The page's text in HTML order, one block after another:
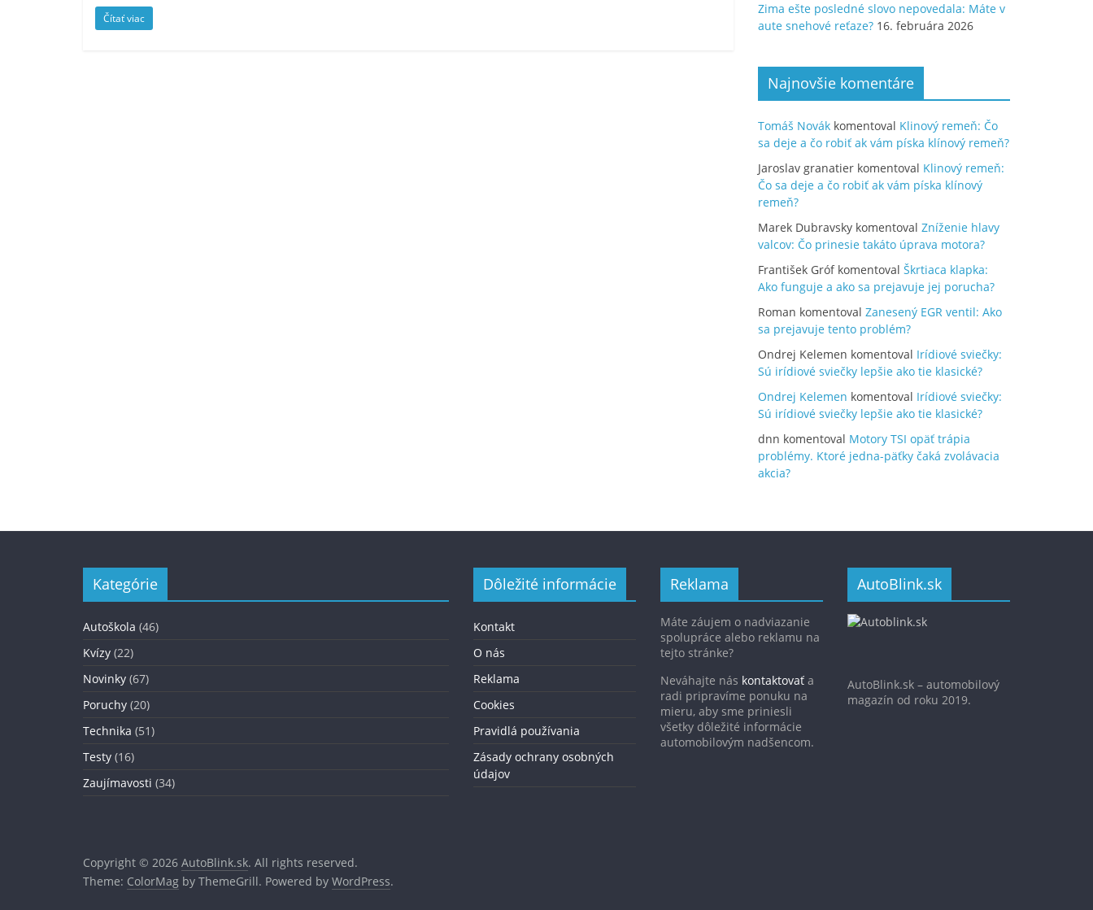
Čítať viac
Zima ešte posledné slovo nepovedala: Máte v
aute snehové reťaze? 16. februára 2026
Najnovšie komentáre
Tomáš Novák komentoval Klinový remeň: Čo
sa deje a čo robiť ak vám píska klínový remeň?
Jaroslav granatier komentoval Klinový remeň:
Čo sa deje a čo robiť ak vám píska klínový
remeň?
Marek Dubravsky komentoval Zníženie hlavy
valcov: Čo prinesie takáto úprava motora?
František Grófkomentoval Škrtiaca klapka:
Ako funguje a ako sa prejavuje jej porucha?
Roman komentoval Zanesený EGR ventil: Ako
sa prejavuje tento problém?
Ondrej Kelemen komentoval Irídiové sviečky:
Sú irídiové sviečky lepšie ako tie klasické?
Ondrej Kelemen komentoval Irídiové sviečky:
Sú irídiové sviečky lepšie ako tie klasické?
dnn komentoval Motory TSI opäť trápia
problémy. Ktoré jedna-päťky čaká zvolávacia
akcia?
Kategórie
Autoškola (46)
Kvízy (22)
Novinky (67)
Poruchy (20)
Technika (51)
Testy (16)
Zaujímavosti (34)
Dôležité informácie
Kontakt
O nás
Reklama
Cookies
Pravidlá používania
Zásady ochrany osobných
údajov
Reklama
Máte záujem o nadviazanie
spolupráce alebo reklamu na
tejto stránke?
Neváhajte nás kontaktovaťa
radi pripravíme ponuku na
mieru, aby sme priniesli
všetky dôležité informácie
automobilovým nadšencom.
AutoBlink.sk
AutoBlink.sk – automobilový
magazín od roku 2019.
Copyright © 2026 AutoBlink.sk. All rights reserved.
Theme: ColorMag by ThemeGrill. Powered by WordPress.